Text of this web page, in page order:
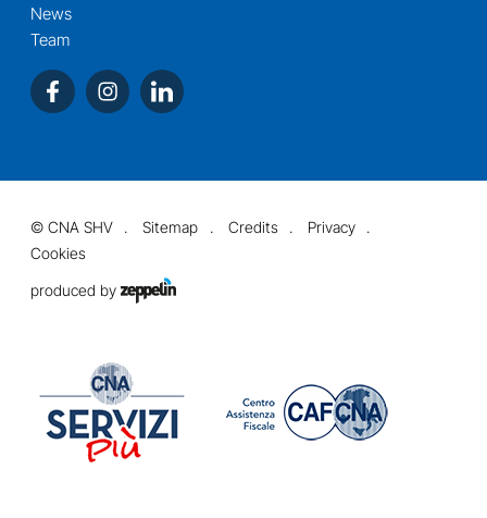
News
Team
©CNA SHV Sitemap Credits
Privacy
Cookies
produced by